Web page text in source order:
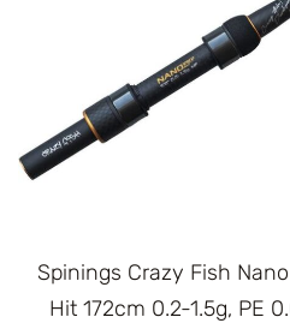
Spinings Crazy Fish
Hit 172cm 0.2-1.5g, PE